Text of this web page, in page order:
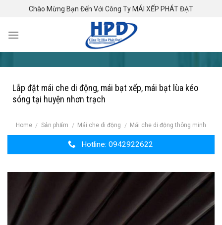
content
Chào Mừng Bạn Đến Với Công Ty MÁI XẾP PHÁT ĐẠT
Lắp đặt mái che di động, mái bạt xếp, mái bạt lùa kéo
sóng tại huyện nhơn trạch
Home / Sản phẩm / Mái che di động / Mái che di động thông minh
Hotline: 0942922622